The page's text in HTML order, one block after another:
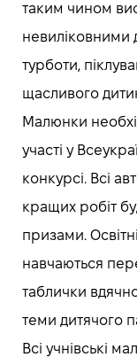
таким чином
невиліковними
турботи,
щасливого
Малюнки
участі у
конкурсі. Всі
кращих робіт
призами.
навчаються
таблички
теми дитячого
Всі учнівські